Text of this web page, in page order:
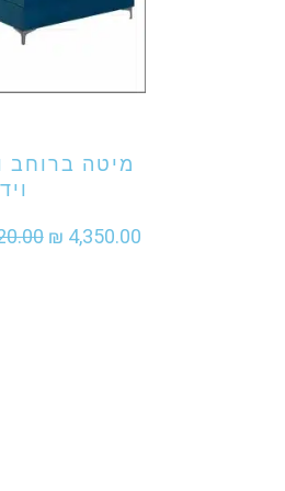
מיטה ברוחב
₪ 4,350.00